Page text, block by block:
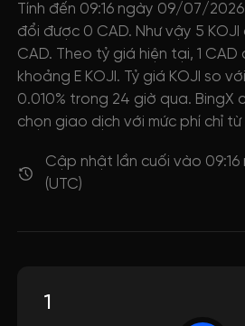
Tính đến 09:16 ngày 09/07/2026
đổi được 0 CAD. Như vậy 5
CAD. Theo tỷ giá hiện tại, 1
khoảng E KOJI. Tỷ giá KOJI so
0.010% trong 24 giờ qua. BingX
chọn giao dịch với mức phí chỉ từ
Cập nhật lần cuối vào
(UTC)